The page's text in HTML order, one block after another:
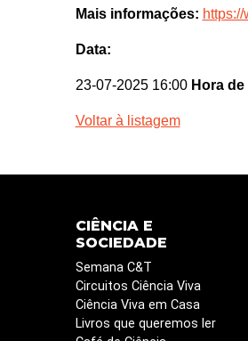
Mais informações:
Data:
23-07-2025 16:00 Hora
Voltar à listagem
CIÊNCIA E
SOCIEDADE
Semana C&T
Circuitos Ciência Viva
Ciência Viva em Casa
Livros que queremos ler